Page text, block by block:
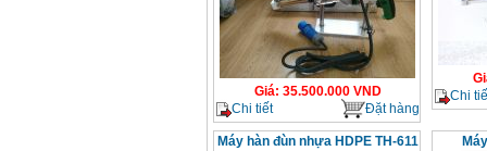
Giá: 35.500.000 VND
Chi tiết
Đặt hàng
Chi
Máy hàn đùn nhựa HDPE TH-611